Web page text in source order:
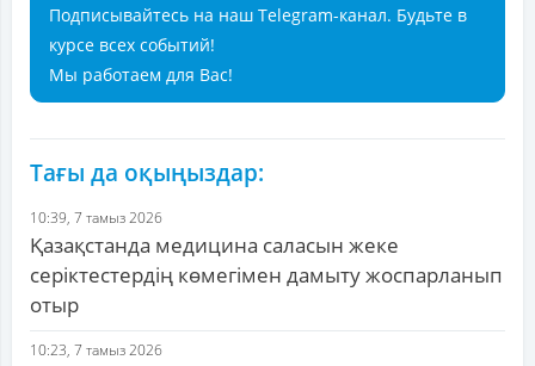
Подписывайтесь на наш Telegram-канал. Будьте в
курсе всех событий!
Мы работаем для Вас!
Тағы да оқыңыздар:
10:39, 7 тамыз 2026
Қазақстанда медицина саласын жеке
серіктестердің көмегімен дамыту жоспарланып
отыр
10:23, 7 тамыз 2026